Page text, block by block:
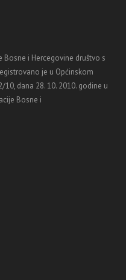
Bosne i Hercegovine društvo s
je u Općinskom
dana 28. 10. 2010. godine u
Bosne i